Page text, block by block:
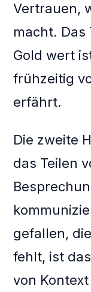
Vertrauen,
macht. Das
Gold wert
frühzeitig
erfährt.
Die zweite
das Teilen
gefallen,
fehlt, ist
von